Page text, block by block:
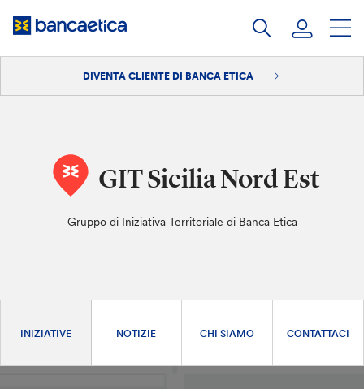
DIVENTA CLIENTE DI BANCA ETICA
GIT Sicilia Nord Est
Gruppo di Iniziativa Territoriale di Banca Etica
INIZIATIVE NOTIZIE CHI SIAMO CONTATTACI